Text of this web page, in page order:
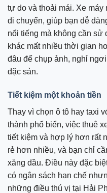
tự do và thoải mái. Xe
di chuyển, giúp bạn dễ
nổi tiếng mà không cần
khác mất nhiều thời gian
đâu để chụp ảnh, nghỉ
đặc sản.
Tiết kiệm một khoản tiền
Thay vì chọn ô tô hay taxi
thành phố biển, việc thuê
tiết kiệm và hợp lý hơn rất
rẻ hơn nhiều, và bạn chỉ
xăng dầu. Điều này đặc
có ngân sách hạn chế
những điều thú vị tại Hải